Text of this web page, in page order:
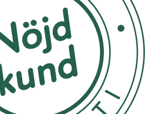
ansikte, hals och ögon
och oparfymerad
eller kväll.
och rengör varsamt ansikte,